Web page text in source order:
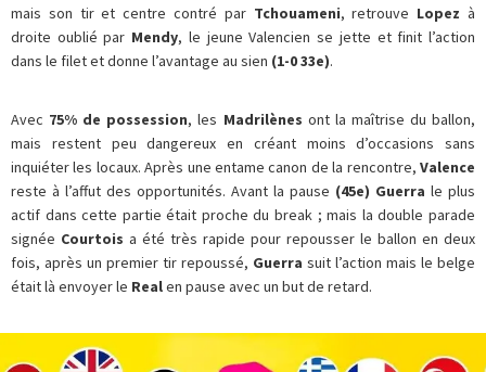
mais son tir et centre contré par Tchouameni, retrouve Lopez à
droite oublié par Mendy, le jeune Valencien se jette et finit l’action
dans le filet et donne l’avantage au sien (1-0 33e).
Avec 75% de possession, les Madrilènes ont la maîtrise du ballon,
mais restent peu dangereux en créant moins d’occasions sans
inquiéter les locaux. Après une entame canon de la rencontre, Valence
reste à l’affut des opportunités. Avant la pause (45e) Guerra le plus
actif dans cette partie était proche du break ; mais la double parade
signée Courtois a été très rapide pour repousser le ballon en deux
fois, après un premier tir repoussé, Guerra suit l’action mais le belge
était là envoyer le Realen pause avec un but de retard.